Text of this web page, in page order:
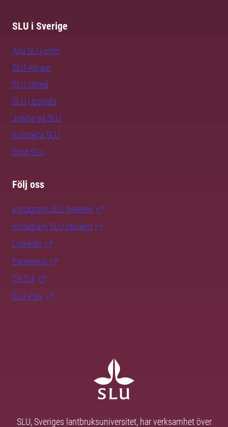
SLU i Sverige
Alla SLU-orter
SLU Alnarp
SLU Umeå
SLU Uppsala
Jobba på SLU
Kontakta SLU
Stöd SLU
Följ oss
Instagram SLU.Sweden
Instagram SLU.student
LinkedIn
Facebook
TikTok
SLU Play
SLU, Sveriges lantbruksuniversitet, har verksamhet över